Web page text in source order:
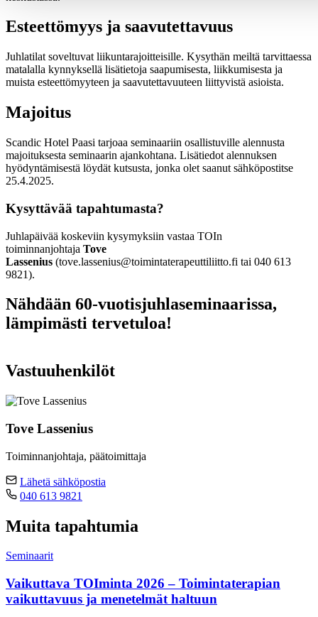
Esteettömyys ja saavutettavuus
Juhlatilat soveltuvat liikuntarajoitteisille. Kysythän meiltä tarvittaessa
matalalla kynnyksellä lisätietoja saapumisesta, liikkumisesta ja
muista esteettömyyteen ja saavutettavuuteen liittyvistä asioista.
Majoitus
Scandic Hotel Paasi tarjoaa seminaariin osallistuville alennusta
majoituksesta seminaarin ajankohtana. Lisätiedot alennuksen
hyödyntämisestä löydät kutsusta, jonka olet saanut sähköpostitse
25.4.2025.
Kysyttävää tapahtumasta?
Juhlapäivää koskeviin kysymyksiin vastaa TOIn
toiminnanjohtaja Tove
Lassenius (tove.lassenius@toimintaterapeuttiliitto.fi tai 040 613
9821).
Nähdään 60-vuotisjuhlaseminaarissa,
lämpimästi tervetuloa!
Vastuuhenkilöt
Tove Lassenius
Toiminnanjohtaja, päätoimittaja
Lähetä sähköpostia
040 613 9821
Muita tapahtumia
Seminaarit
Vaikuttava TOIminta 2026 – Toimintaterapian
vaikuttavuus ja menetelmät haltuun